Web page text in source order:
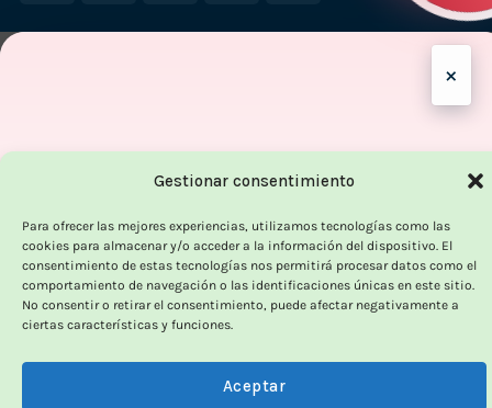
Gestionar consentimiento
Para ofrecer las mejores experiencias, utilizamos tecnologías como las
cookies para almacenar y/o acceder a la información del dispositivo. El
consentimiento de estas tecnologías nos permitirá procesar datos como el
comportamiento de navegación o las identificaciones únicas en este sitio.
No consentir o retirar el consentimiento, puede afectar negativamente a
ciertas características y funciones.
Aceptar
×
OUTLET VORPC
Calidad probada,
precios imbatibles
bajo!